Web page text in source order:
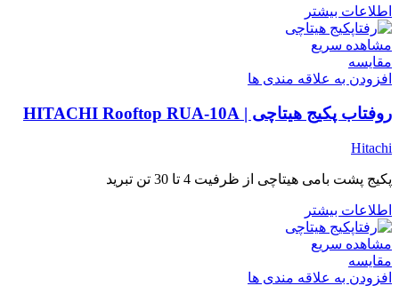
اطلاعات بیشتر
مشاهده سریع
مقایسه
افزودن به علاقه مندی ها
روفتاب پکیج هیتاچی | HITACHI Rooftop RUA-10A
Hitachi
پکیج پشت بامی هیتاچی از ظرفیت 4 تا 30 تن تبرید
اطلاعات بیشتر
مشاهده سریع
مقایسه
افزودن به علاقه مندی ها